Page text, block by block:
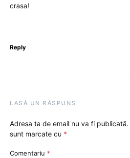
crasa!
Reply
LASĂ UN RĂSPUNS
Adresa ta de email nu va fi publicată.
sunt marcate cu *
Comentariu *